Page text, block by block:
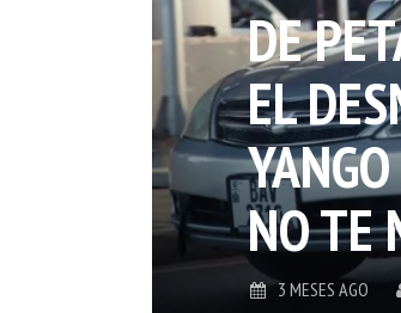
DE
EL
NO TE
3 MESES AGO